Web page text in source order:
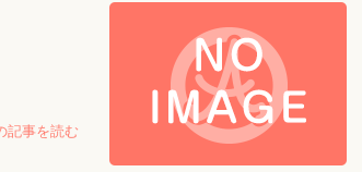
記事を読む